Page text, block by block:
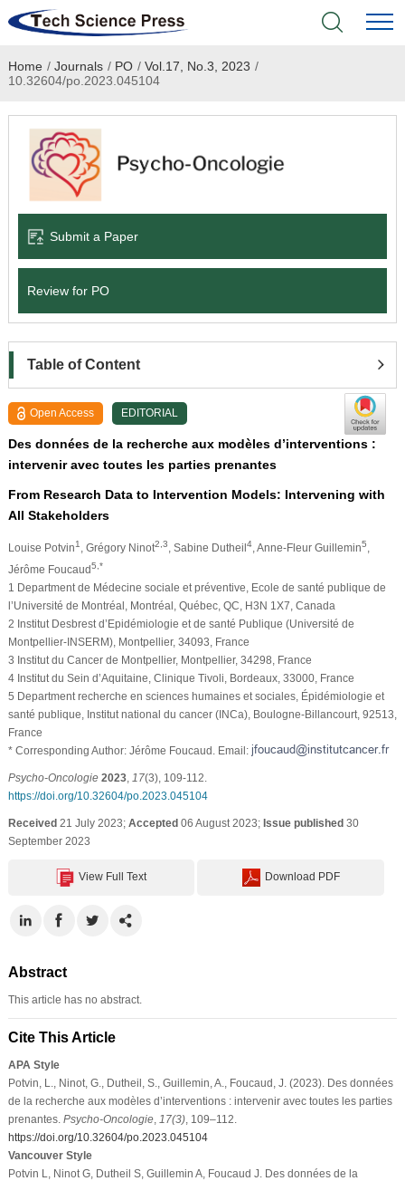
Home
Academic Journals
Books & Monographs
Language Service
Home / Journals / PO / Vol.17, No.3, 2023 /
10.32604/po.2023.045104
Submit a Paper
Review for PO
Table of Content
Open Access EDITORIAL
Des données de la recherche aux modèles d’interventions :
intervenir avec toutes les parties prenantes
From Research Data to Intervention Models: Intervening with
All Stakeholders
Louise Potvin1 , Grégory Ninot2,3 , Sabine Dutheil4, Anne-Fleur Guillemin5
Jérôme Foucaud5,*
1 Department de Médecine sociale et préventive, Ecole de santé publique de
l’Université de Montréal, Montréal, Québec, QC, H3N 1X7, Canada
2 Institut Desbrest d’Epidémiologie et de santé Publique (Université de
Montpellier-INSERM), Montpellier, 34093, France
3 Institut du Cancer de Montpellier, Montpellier, 34298, France
4 Institut du Sein d’Aquitaine, Clinique Tivoli, Bordeaux, 33000, France
5 Department recherche en sciences humaines et sociales, Épidémiologie et
santé publique, Institut national du cancer (INCa), Boulogne-Billancourt, 92513,
France
* Corresponding Author: Jérôme Foucaud. Email:
Psycho-Oncologie 2023, 17(3), 109-112.
https://doi.org/10.32604/po.2023.045104
Received21 July 2023; Accepted06 August 2023; Issue published30
September 2023
View Full Text Download PDF
Abstract
This article has no abstract.
Cite This Article
APA Style
Potvin, L., Ninot, G., Dutheil, S., Guillemin, A., Foucaud, J. (2023). Des données
de la recherche aux modèles d’interventions : intervenir avec toutes les parties
prenantes. Psycho-Oncologie, 17(3), 109–112.
https://doi.org/10.32604/po.2023.045104
Vancouver Style
Potvin L, Ninot G, Dutheil S, Guillemin A, Foucaud J. Des données de la